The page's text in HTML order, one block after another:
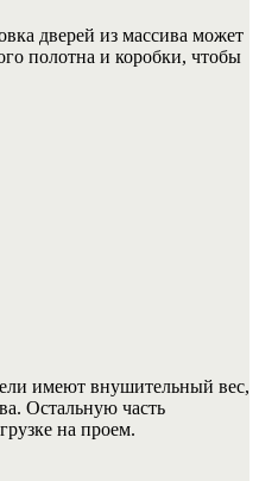
дверей из массива может
полотна и коробки, чтобы
имеют внушительный вес,
Остальную часть
на проем.